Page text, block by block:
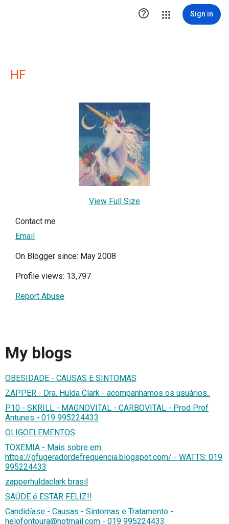
 Sign in
HF
View Full Size
Contact me
Email
On Blogger since: May 2008
Profile views: 13,797
Report Abuse
My blogs
OBESIDADE - CAUSAS E SINTOMAS
ZAPPER - Dra. Hulda Clark - acompanhamos os usuários..
P10 - SKRILL - MAGNOVITAL - CARBOVITAL - Prod Prof
Antunes - 019 995224433
OLIGOELEMENTOS
TOXEMIA - Mais sobre em:
https://gfugeradordefrequencia.blogspot.com/ - WATTS: 019
995224433
zapperhuldaclark brasil
SAÚDE é ESTAR FELIZ!!
Candidíase - Causas - Sintomas e Tratamento -
helofontoura@hotmail.com - 019 995224433